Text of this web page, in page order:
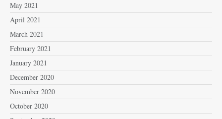
May 2021
April 2021
March 2021
February 2021
January 2021
December 2020
November 2020
October 2020